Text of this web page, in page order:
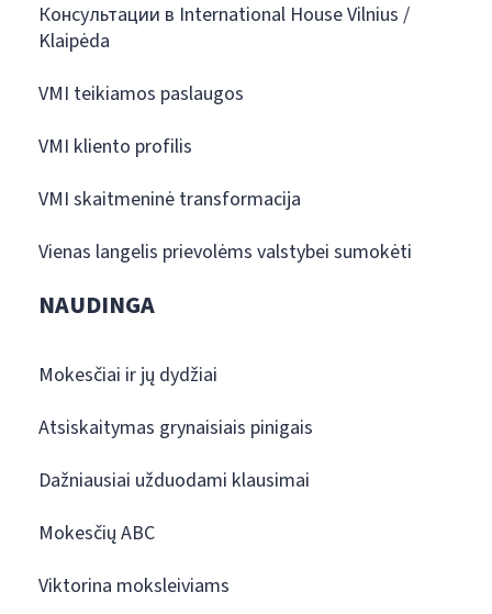
Консультации в International House Vilnius /
Klaipėda
VMI teikiamos paslaugos
VMI kliento profilis
VMI skaitmeninė transformacija
Vienas langelis prievolėms valstybei sumokėti
NAUDINGA
Mokesčiai ir jų dydžiai
Atsiskaitymas grynaisiais pinigais
Dažniausiai užduodami klausimai
Mokesčių ABC
Viktorina moksleiviams